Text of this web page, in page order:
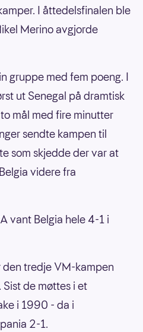
I åttedelsfinalen ble
Merino avgjorde
gruppe med fem poeng. I
ut Senegal på dramtisk
mål med fire minutter
sendte kampen til
som skjedde der var at
videre fra
vant Belgia hele 4-1 i
tredje VM-kampen
de møttes i et
i 1990 - da i
2-1.